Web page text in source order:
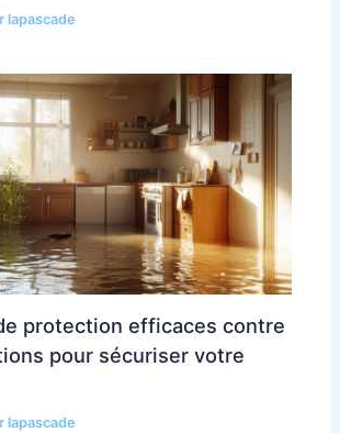
lapascade
protection efficaces contre
pour sécuriser votre
lapascade